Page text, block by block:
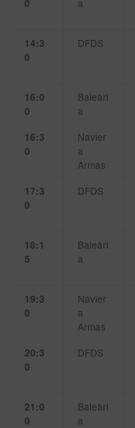
0
14:3
0
DFDS
16:0
0
Baleàri
a
16:3
0
Navier
a
Armas
17:3
0
DFDS
18:1
5
Baleàri
a
19:3
0
Navier
a
Armas
20:3
0
DFDS
21:0
0
Baleàri
a